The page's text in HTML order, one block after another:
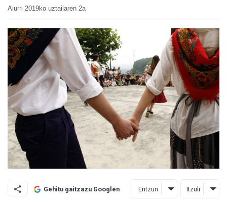
Aiurri 2019ko uztailaren 2a
Gehitu gaitzazu Googlen Entzun Itzuli